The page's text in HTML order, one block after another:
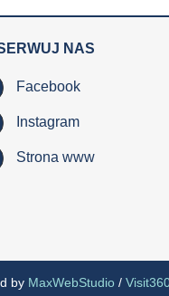
NAS
Facebook
Instagram
Strona www
by MaxWebStudio/